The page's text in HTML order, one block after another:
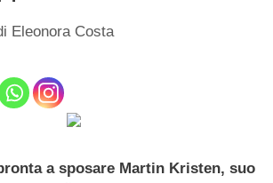
Eleonora Costa
a sposare Martin Kristen, suo